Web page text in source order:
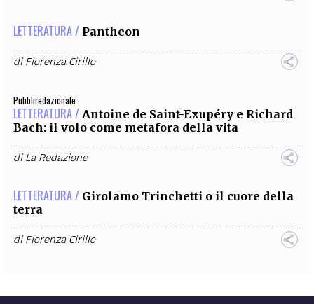
LETTERATURA / Pantheon
diFiorenza Cirillo
Pubbliredazionale
LETTERATURA / Antoine de Saint-Exupéry e Richard
Bach: il volo come metafora della vita
diLa Redazione
LETTERATURA / Girolamo Trinchetti o il cuore della
terra
diFiorenza Cirillo